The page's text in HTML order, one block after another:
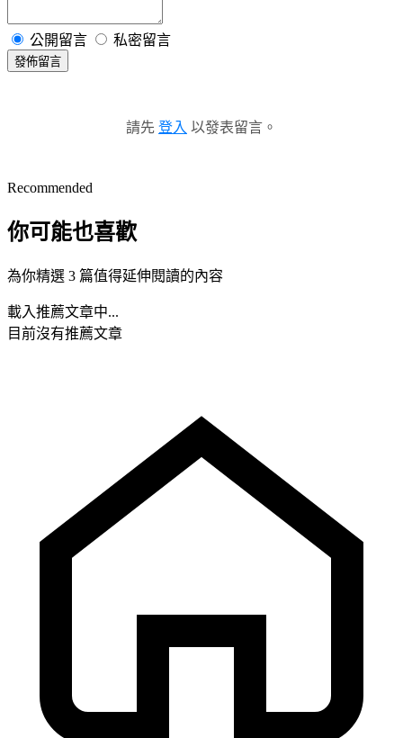
公開留言 私密留言
發佈留言
請先 登入 以發表留言。
Recommended
你可能也喜歡
為你精選 3 篇值得延伸閱讀的內容
載入推薦文章中...
目前沒有推薦文章